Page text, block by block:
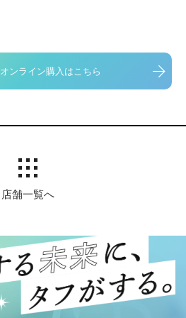
オンライン購入はこちら
店舗一覧へ